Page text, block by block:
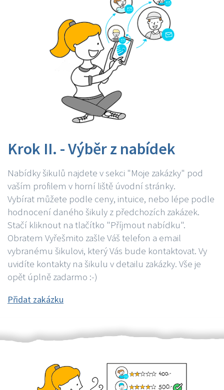
Krok II. - Výběr z nabídek
Nabídky šikulů najdete v sekci "Moje zakázky" pod
vaším profilem v horní liště úvodní stránky.
Vybírat můžete podle ceny, intuice, nebo lépe podle
hodnocení daného šikuly z předchozích zakázek.
Stačí kliknout na tlačítko "Příjmout nabídku".
Obratem Vyřešmito zašle Váš telefon a email
vybranému šikulovi, který Vás bude kontaktovat. Vy
uvidíte kontakty na šikulu v detailu zakázky. Vše je
opět úplně zadarmo :-)
Přidat zakázku